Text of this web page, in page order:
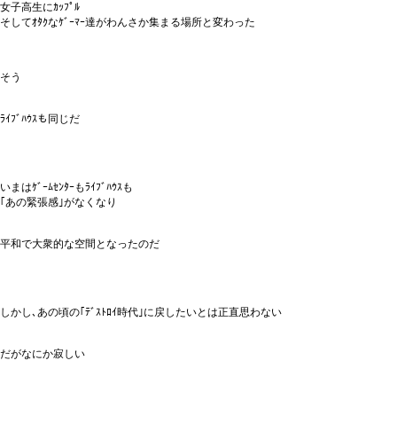
女子高生にｶｯﾌﾟﾙ
そしてｵﾀｸなｹﾞｰﾏｰ達がわんさか集まる場所と変わった
そう
ﾗｲﾌﾞﾊｳｽも同じだ
いまはｹﾞｰﾑｾﾝﾀｰもﾗｲﾌﾞﾊｳｽも
｢あの緊張感｣がなくなり
平和で大衆的な空間となったのだ
しかし､あの頃の｢ﾃﾞｽﾄﾛｲ時代｣に戻したいとは正直思わない
だがなにか寂しい